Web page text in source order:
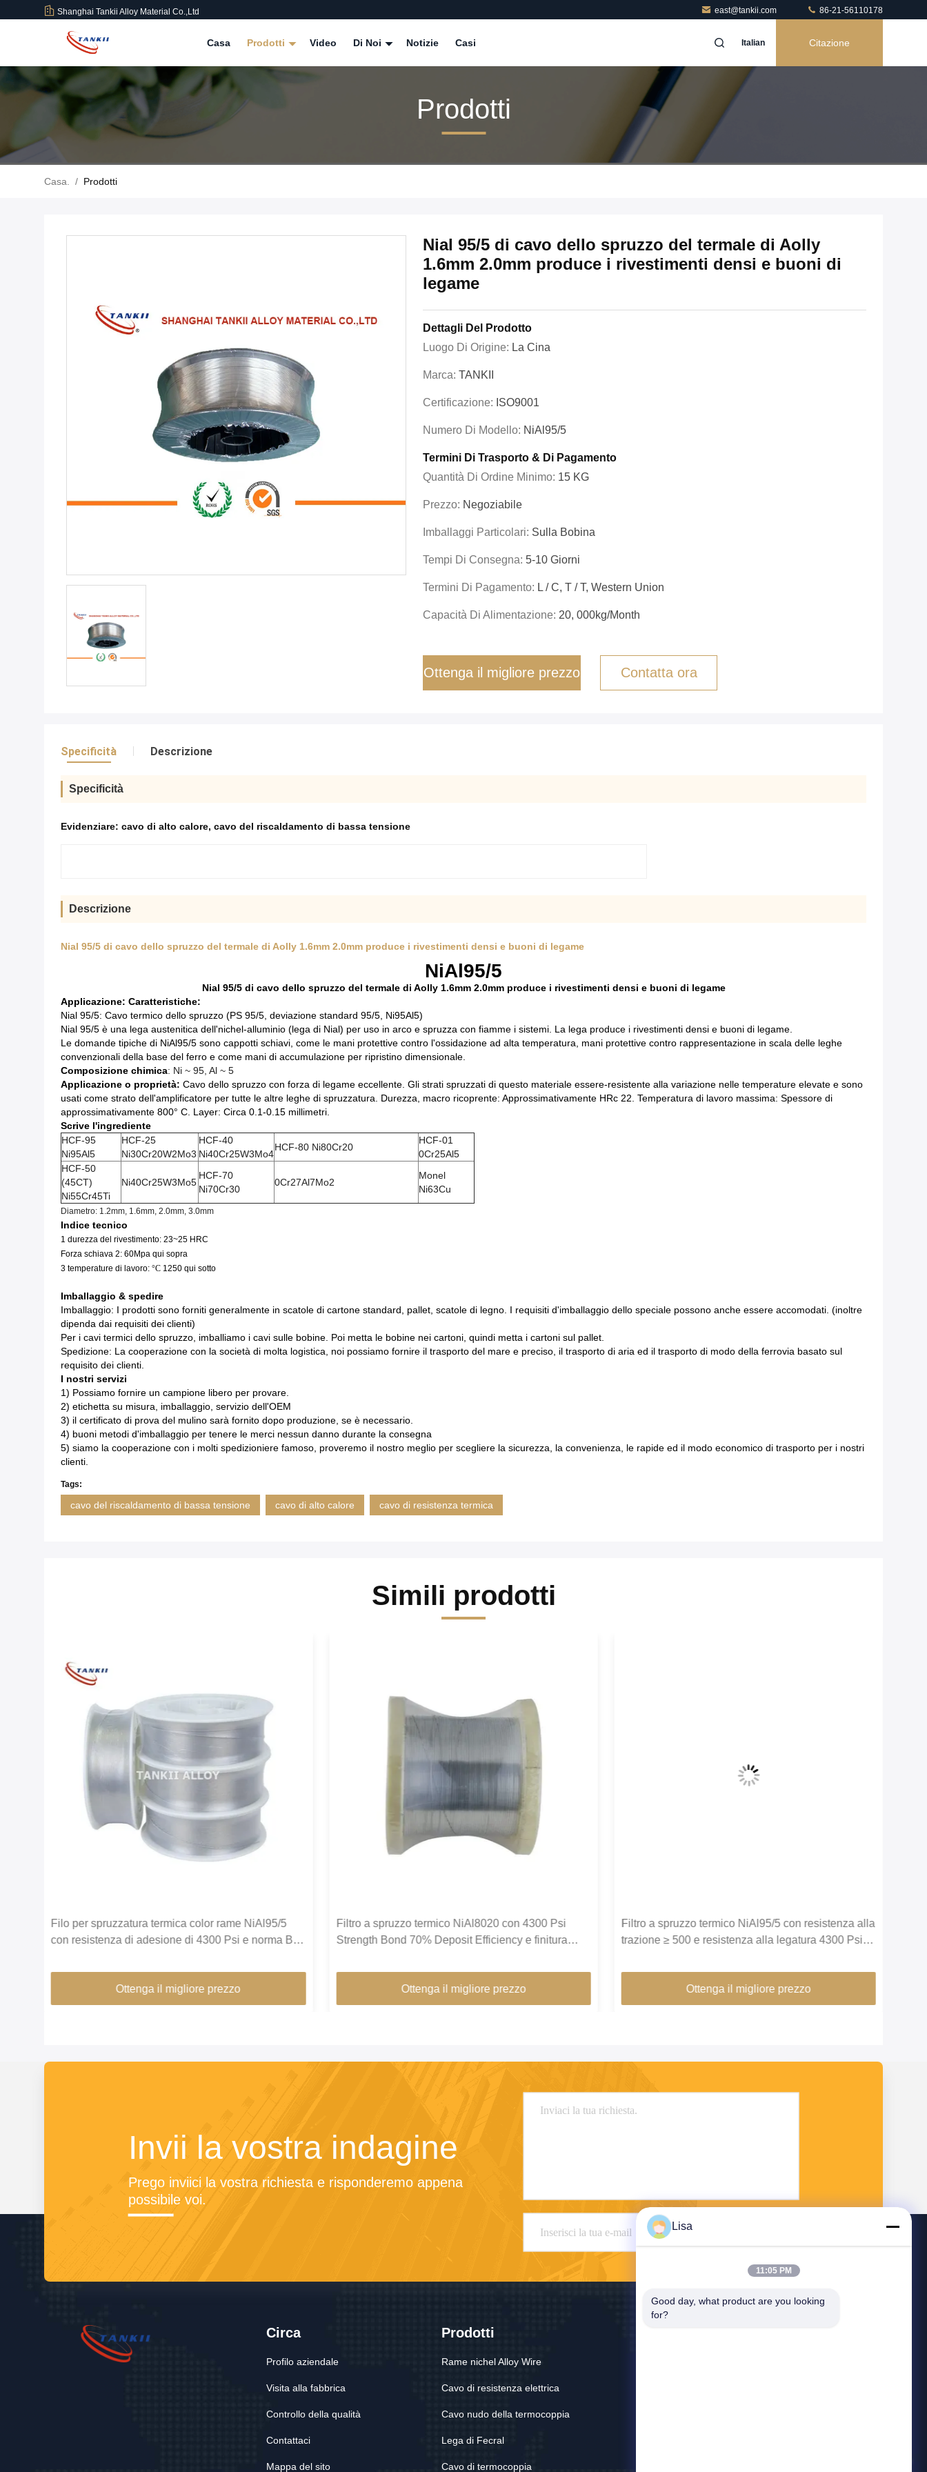
Shanghai Tankii Alloy Material Co.,Ltd east@tankii.com 86-21-56110178
Casa Prodotti Video Di Noi Notizie Casi Italian Citazione
Prodotti
Casa. / Prodotti
Nial 95/5 di cavo dello spruzzo del termale di Aolly
1.6mm 2.0mm produce i rivestimenti densi e buoni di
legame
Dettagli Del Prodotto
Luogo Di Origine: La Cina
Marca: TANKII
Certificazione: ISO9001
Numero Di Modello: NiAl95/5
Termini Di Trasporto & Di Pagamento
Quantità Di Ordine Minimo: 15 KG
Prezzo: Negoziabile
Imballaggi Particolari: Sulla Bobina
Tempi Di Consegna: 5-10 Giorni
Termini Di Pagamento: L / C, T / T, Western Union
Capacità Di Alimentazione: 20, 000kg/month
Ottenga il migliore prezzo Contatta ora
Specificità Descrizione
Specificità
Evidenziare: cavo di alto calore, cavo del riscaldamento di bassa tensione
Descrizione
Nial 95/5 di cavo dello spruzzo del termale di Aolly 1.6mm 2.0mm produce i rivestimenti densi e buoni di legame
NiAl95/5
Nial 95/5 di cavo dello spruzzo del termale di Aolly 1.6mm 2.0mm produce i rivestimenti densi e buoni di legame
Applicazione: Caratteristiche:
Nial 95/5: Cavo termico dello spruzzo (PS 95/5, deviazione standard 95/5, Ni95Al5)
Nial 95/5 è una lega austenitica dell'nichel-alluminio (lega di Nial) per uso in arco e spruzza con fiamme i sistemi. La lega produce i rivestimenti densi e buoni di legame.
Le domande tipiche di NiAl95/5 sono cappotti schiavi, come le mani protettive contro l'ossidazione ad alta temperatura, mani protettive contro rappresentazione in scala delle leghe
convenzionali della base del ferro e come mani di accumulazione per ripristino dimensionale.
Composizione chimica: Ni ~ 95, Al ~ 5
Applicazione o proprietà: Cavo dello spruzzo con forza di legame eccellente. Gli strati spruzzati di questo materiale essere-resistente alla variazione nelle temperature elevate e sono
usati come strato dell'amplificatore per tutte le altre leghe di spruzzatura. Durezza, macro ricoprente: Approssimativamente HRc 22. Temperatura di lavoro massima: Spessore di
approssimativamente 800° C. Layer: Circa 0.1-0.15 millimetri.
Scrive l'ingrediente
HCF-95
Ni95Al5
HCF-25
Ni30Cr20W2Mo3
HCF-40
Ni40Cr25W3Mo4
HCF-80 Ni80Cr20
HCF-01
0Cr25Al5
HCF-50
(45CT)
Ni55Cr45Ti
Ni40Cr25W3Mo5
HCF-70
Ni70Cr30
0Cr27Al7Mo2
Monel
Ni63Cu
Diametro: 1.2mm, 1.6mm, 2.0mm, 3.0mm
Indice tecnico
1 durezza del rivestimento: 23~25 HRC
Forza schiava 2: 60Mpa qui sopra
3 temperature di lavoro: °C 1250 qui sotto
Imballaggio & spedire
Imballaggio: I prodotti sono forniti generalmente in scatole di cartone standard, pallet, scatole di legno. I requisiti d'imballaggio dello speciale possono anche essere accomodati. (inoltre
dipenda dai requisiti dei clienti)
Per i cavi termici dello spruzzo, imballiamo i cavi sulle bobine. Poi metta le bobine nei cartoni, quindi metta i cartoni sul pallet.
Spedizione: La cooperazione con la società di molta logistica, noi possiamo fornire il trasporto del mare e preciso, il trasporto di aria ed il trasporto di modo della ferrovia basato sul
requisito dei clienti.
I nostri servizi
1) Possiamo fornire un campione libero per provare.
2) etichetta su misura, imballaggio, servizio dell'OEM
3) il certificato di prova del mulino sarà fornito dopo produzione, se è necessario.
4) buoni metodi d'imballaggio per tenere le merci nessun danno durante la consegna
5) siamo la cooperazione con i molti spedizioniere famoso, proveremo il nostro meglio per scegliere la sicurezza, la convenienza, le rapide ed il modo economico di trasporto per i nostri
clienti.
Tags:
cavo del riscaldamento di bassa tensione cavo di alto calore cavo di resistenza termica
Simili prodotti
Filo per spruzzatura termica color rame NiAl95/5
con resistenza di adesione di 4300 Psi e norma BS
Ottenga il migliore prezzo
Filtro a spruzzo termico NiAl8020 con 4300 Psi
Strength Bond 70% Deposit Efficiency e finitura
Ottenga il migliore prezzo
Filtro a spruzzo termico NiAl95/5 con resistenza alla
trazione ≥ 500 e resistenza alla legatura 4300 Psi
Ottenga il migliore prezzo
Invii la vostra indagine
Prego inviici la vostra richiesta e risponderemo appena
possibile voi.
Circa
Profilo aziendale
Visita alla fabbrica
Controllo della qualità
Contattaci
Mappa del sito
Prodotti
Rame nichel Alloy Wire
Cavo di resistenza elettrica
Cavo nudo della termocoppia
Lega di Fecral
Cavo di termocoppia
Lisa
11:05 PM
Good day, what product are you looking
for?